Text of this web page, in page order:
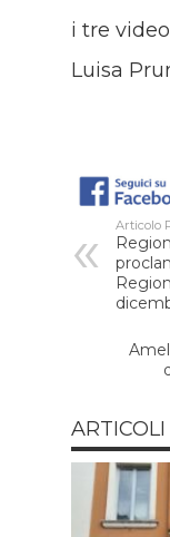
i tre
Luisa
Articolo
ARTICOLI